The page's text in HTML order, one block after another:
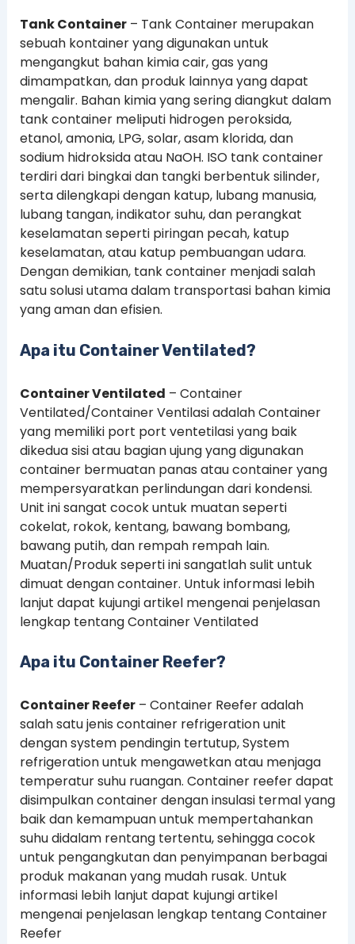
Tank Container– Tank Container merupakan
sebuah kontainer yang digunakan untuk
mengangkut bahan kimia cair, gas yang
dimampatkan, dan produk lainnya yang dapat
mengalir. Bahan kimia yang sering diangkut dalam
tank container meliputi hidrogen peroksida,
etanol, amonia, LPG, solar, asam klorida, dan
sodium hidroksida atau NaOH. ISO tank container
terdiri dari bingkai dan tangki berbentuk silinder,
serta dilengkapi dengan katup, lubang manusia,
lubang tangan, indikator suhu, dan perangkat
keselamatan seperti piringan pecah, katup
keselamatan, atau katup pembuangan udara.
Dengan demikian, tank container menjadi salah
satu solusi utama dalam transportasi bahan kimia
yang aman dan efisien.
Apa itu Container Ventilated?
Container Ventilated – Container
Ventilated/Container Ventilasi adalah Container
yang memiliki port port ventetilasi yang baik
dikedua sisi atau bagian ujung yang digunakan
container bermuatan panas atau container yang
mempersyaratkan perlindungan dari kondensi.
Unit ini sangat cocok untuk muatan seperti
cokelat, rokok, kentang, bawang bombang,
bawang putih, dan rempah rempah lain.
Muatan/Produk seperti ini sangatlah sulit untuk
dimuat dengan container. Untuk informasi lebih
lanjut dapat kujungi artikel mengenai penjelasan
lengkap tentang Container Ventilated
Apa itu Container Reefer?
Container Reefer– Container Reefer adalah
salah satu jenis container refrigeration unit
dengan system pendingin tertutup, System
refrigeration untuk mengawetkan atau menjaga
temperatur suhu ruangan. Container reefer dapat
disimpulkan container dengan insulasi termal yang
baik dan kemampuan untuk mempertahankan
suhu didalam rentang tertentu, sehingga cocok
untuk pengangkutan dan penyimpanan berbagai
produk makanan yang mudah rusak. Untuk
informasi lebih lanjut dapat kujungi artikel
mengenai penjelasan lengkap tentang Container
Reefer